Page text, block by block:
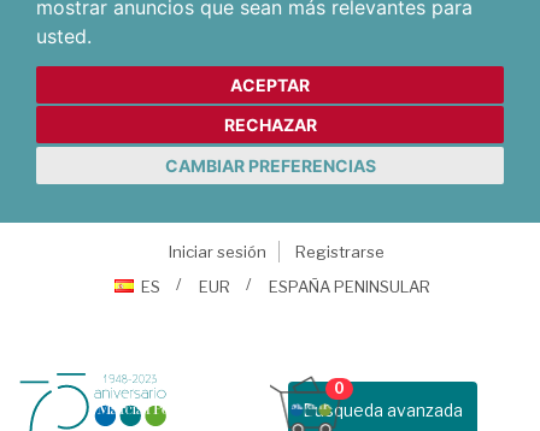
mostrar anuncios que sean más relevantes para
usted.
ACEPTAR
RECHAZAR
CAMBIAR PREFERENCIAS
Iniciar sesión
Registrarse
ES
EUR ESPAÑA PENINSULAR
Busqueda avanzada
0